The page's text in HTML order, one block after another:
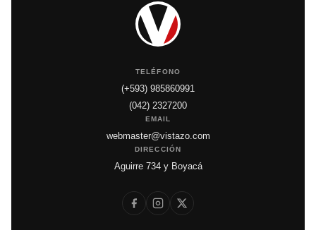
TELÉFONO
(+593) 985860991
(042) 2327200
EMAIL
webmaster@vistazo.com
DIRECCIÓN
Aguirre 734 y Boyacá